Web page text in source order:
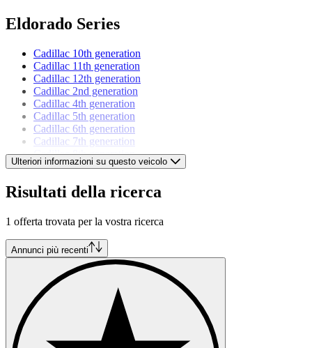
Eldorado Series
Cadillac 10th generation
Cadillac 11th generation
Cadillac 12th generation
Cadillac 2nd generation
Cadillac 4th generation
Cadillac 5th generation
Cadillac 6th generation
Cadillac 7th generation
Cadillac 8th generation
Cadillac 9th generation
Modelli di Cadillac
Cadillac Allanté
Cadillac Brougham
Cadillac DeVille
Cadillac Fleetwood
Cadillac Series 353
Cadillac Series 60
Cadillac Series 62
Cadillac Series 75
Cadillac V-16
Ulteriori informazioni su questo veicolo
Risultati della ricerca
1 offerta trovata per la vostra ricerca
Annunci più recenti